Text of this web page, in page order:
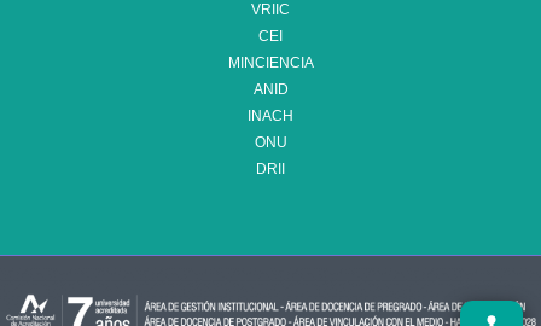
VRIIC
CEI
MINCIENCIA
ANID
INACH
ONU
DRII